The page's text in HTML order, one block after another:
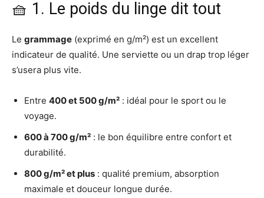
🧺 1. Le poids du linge dit tout
Le grammage (exprimé en g/m²) est un excellent
indicateur de qualité. Une serviette ou un drap trop léger
s’usera plus vite.
Entre 400 et 500 g/m² : idéal pour le sport ou le
voyage.
600 à 700 g/m² : le bon équilibre entre confort et
durabilité.
800 g/m² et plus : qualité premium, absorption
maximale et douceur longue durée.